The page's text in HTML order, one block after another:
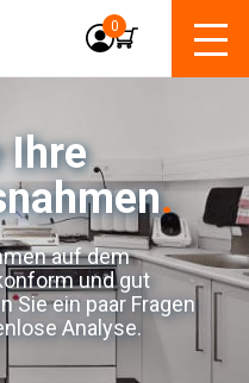
0
Ihre
.
auf dem
und gut
Sie ein paar Fragen
Analyse.